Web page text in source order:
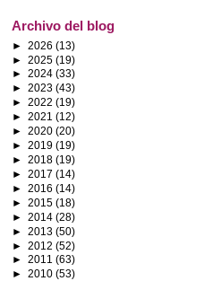
Archivo del blog
► 2026 (13)
► 2025 (19)
► 2024 (33)
► 2023 (43)
► 2022 (19)
► 2021 (12)
► 2020 (20)
► 2019 (19)
► 2018 (19)
► 2017 (14)
► 2016 (14)
► 2015 (18)
► 2014 (28)
► 2013 (50)
► 2012 (52)
► 2011 (63)
► 2010 (53)